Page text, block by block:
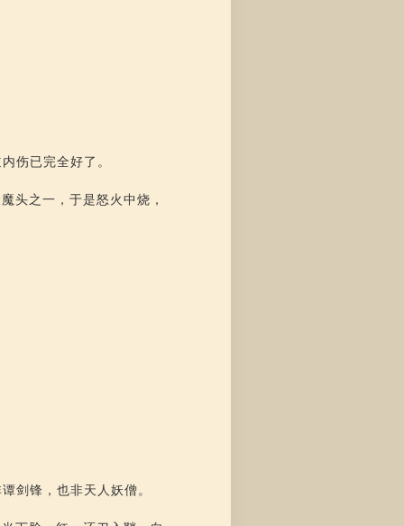
伤已完全好了。
头之一，于是怒火中烧，
剑锋，也非天人妖僧。